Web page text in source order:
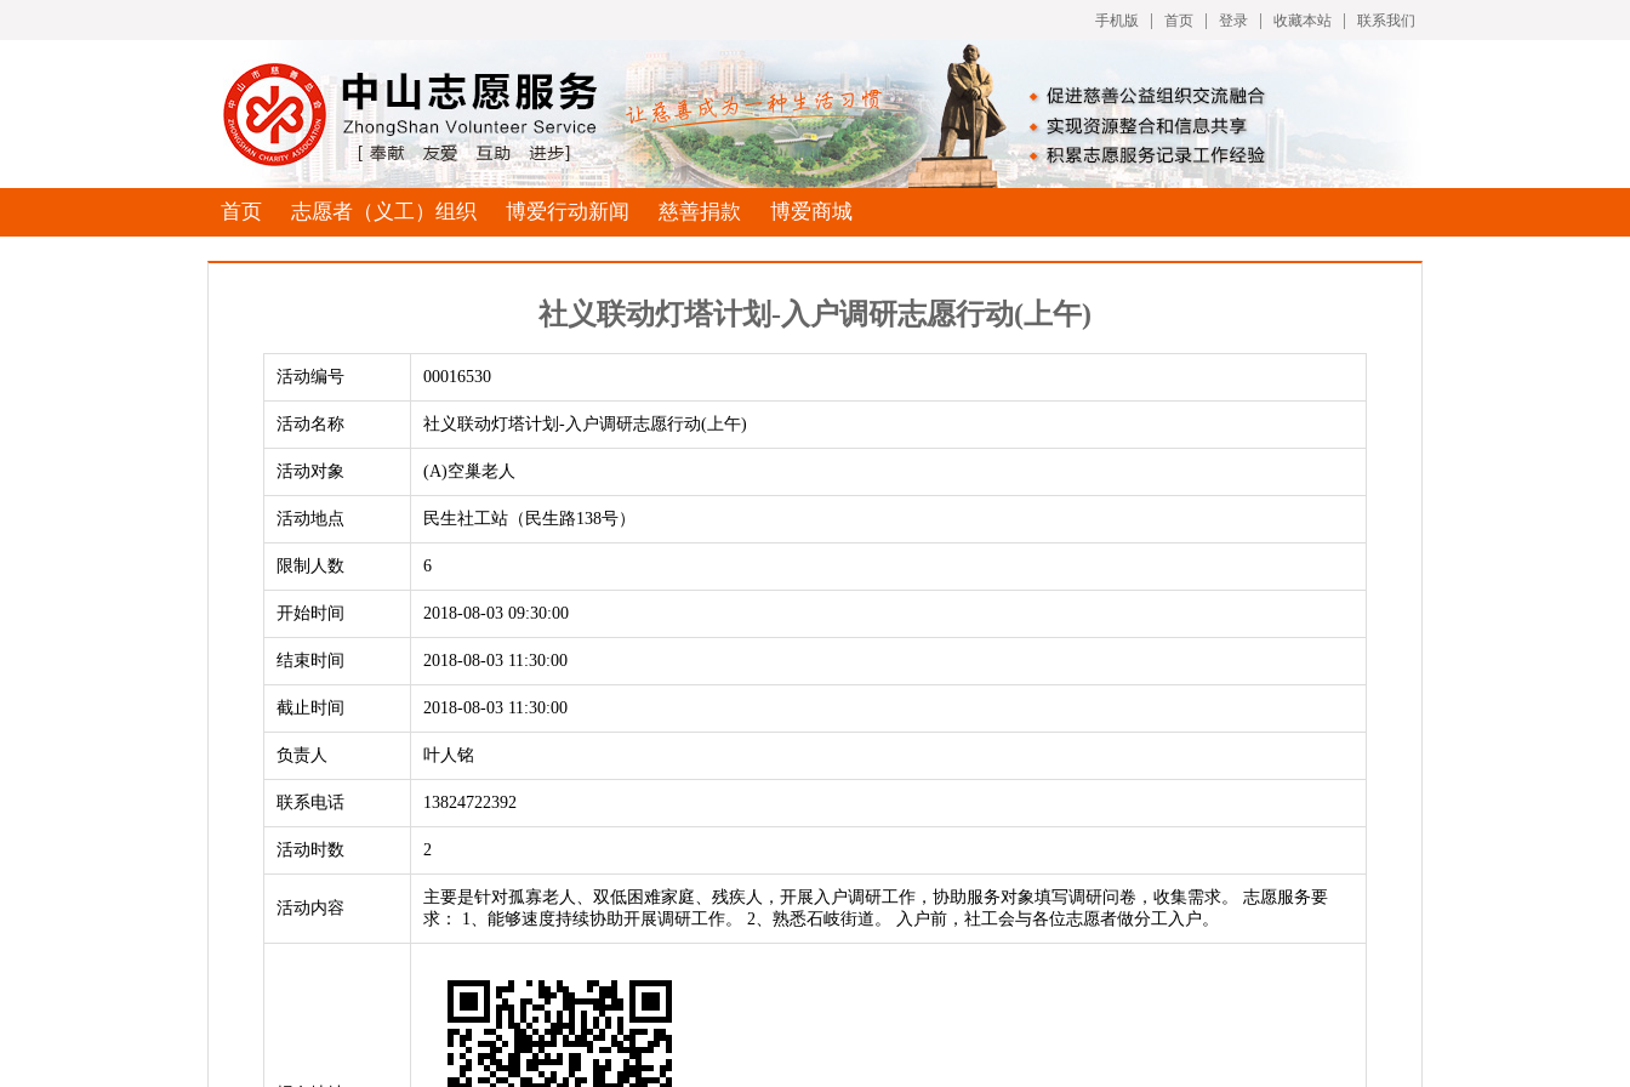
手机版 首页 登录 收藏本站 联系我们
首页 志愿者（义工）组织 博爱行动新闻 慈善捐款 博爱商城
社义联动灯塔计划-入户调研志愿行动(上午)
活动编号 00016530
活动名称 社义联动灯塔计划-入户调研志愿行动(上午)
活动对象 (A)空巢老人
活动地点 民生社工站（民生路138号）
限制人数 6
开始时间 2018-08-03 09:30:00
结束时间 2018-08-03 11:30:00
截止时间 2018-08-03 11:30:00
负责人 叶人铭
联系电话 13824722392
活动时数 2
活动内容
主要是针对孤寡老人、双低困难家庭、残疾人，开展入户调研工作，协助服务对象填写调研问卷，收集需求。 志愿服务要
求： 1、能够速度持续协助开展调研工作。 2、熟悉石岐街道。 入户前，社工会与各位志愿者做分工入户。